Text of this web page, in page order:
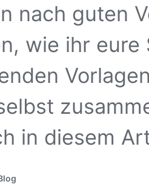
nach guten
wie ihr eure
in diesem